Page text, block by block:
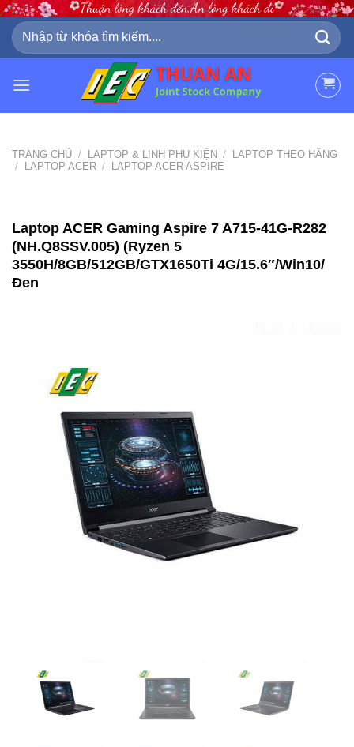
Skip
content
Tìm
kiếm:
TRANG CHỦ / LAPTOP & LINH PHỤ KIỆN / LAPTOP THEO HÃNG
/
LAPTOP ACER / LAPTOP ACER ASPIRE
Laptop ACER Gaming Aspire 7 A715-41G-R282
(NH.Q8SSV.005) (Ryzen 5
3550H/8GB/512GB/GTX1650Ti 4G/15.6″/Win10/
Đen